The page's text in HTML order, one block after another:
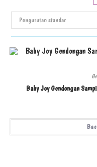
Pengurutan standar
Baby Joy Gendongan